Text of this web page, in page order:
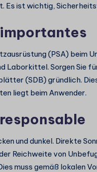
Es ist wichtig,
(PSA) beim
Laborkittel. Sorgen Sie
(SDB) gründlich.
liegt beim Anwender.
und dunkel. Direkte
Reichweite von
muss gemäß lokalen